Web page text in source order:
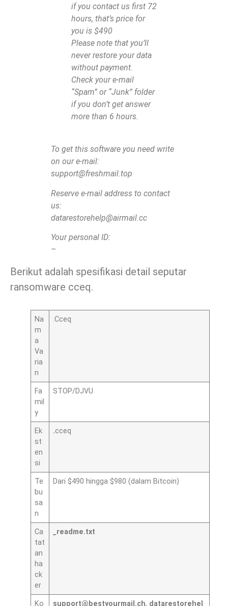
if you contact us first 72
hours, that’s price for
you is $490
Please note that you’ll
never restore your data
without payment.
Check your e-mail
“Spam” or “Junk” folder
if you don’t get answer
more than 6 hours.
To get this software you need write
on our e-mail:
support@freshmail.top
Reserve e-mail address to contact
us:
datarestorehelp@airmail.cc
Your personal ID:
–
Berikut adalah spesifikasi detail seputar
ransomware cceq.
Na
m
a
Va
ria
n
.Cceq
Fa
mil
y
STOP/DJVU
Ek
st
en
si
.cceq
Te
bu
sa
n
Dari $490 hingga $980 (dalam Bitcoin)
Ca
tat
an
ha
ck
er
_readme.txt
Ko support@bestyourmail.ch, datarestorehel